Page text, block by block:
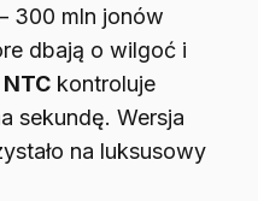
300 mln jonów
dbają o wilgoć i
NTC kontroluje
sekundę. Wersja
na luksusowy